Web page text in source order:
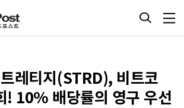
레티지(STRD), 비트코
! 10% 배당률의 영구 우선